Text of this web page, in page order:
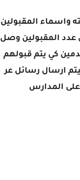
واسماء المقبولين
عدد المقبولين وصل
كي يتم قبولهم
ارسال رسائل عر
على المدارس